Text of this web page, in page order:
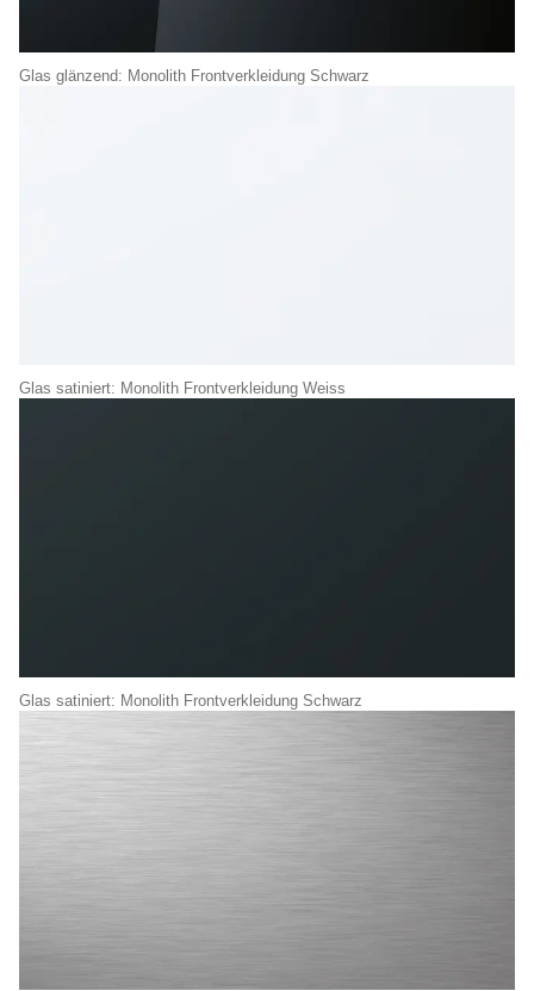
Glas glänzend: Monolith Frontverkleidung Schwarz
Glas satiniert: Monolith Frontverkleidung Weiss
Glas satiniert: Monolith Frontverkleidung Schwarz